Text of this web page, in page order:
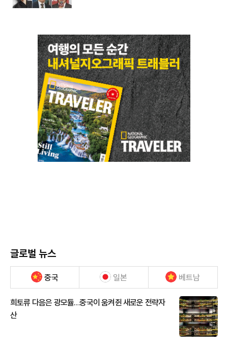
글로벌 뉴스
중국 일본 베트남
희토류 다음은 광모듈…중국이 움켜쥔 새로운 전략자
산